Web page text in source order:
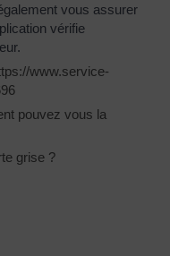
vous assurer
vérifie
www.service-
pouvez vous la
grise ?